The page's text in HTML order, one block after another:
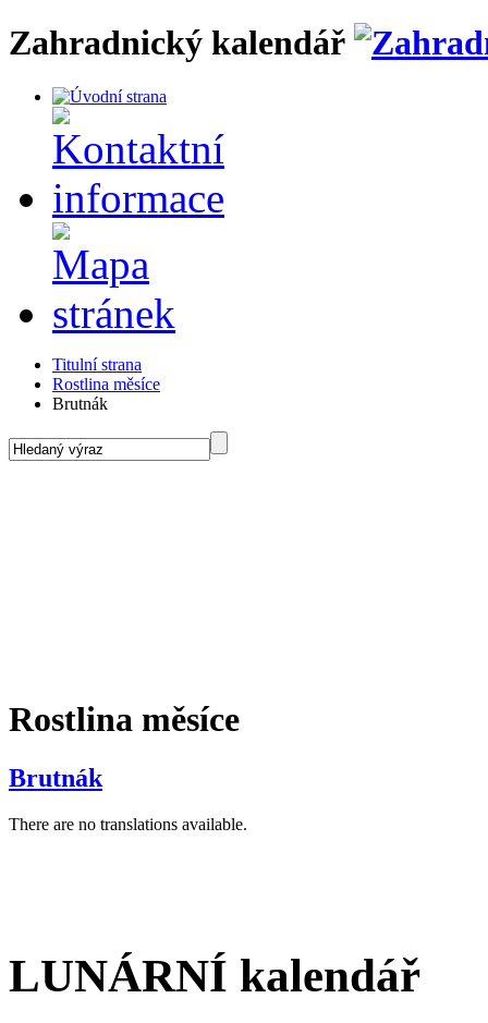
Zahradnický kalendář
Titulní strana
Rostlina měsíce
Brutnák
Rostlina měsíce
Brutnák
There are no translations available.
LUNÁRNÍ kalendář